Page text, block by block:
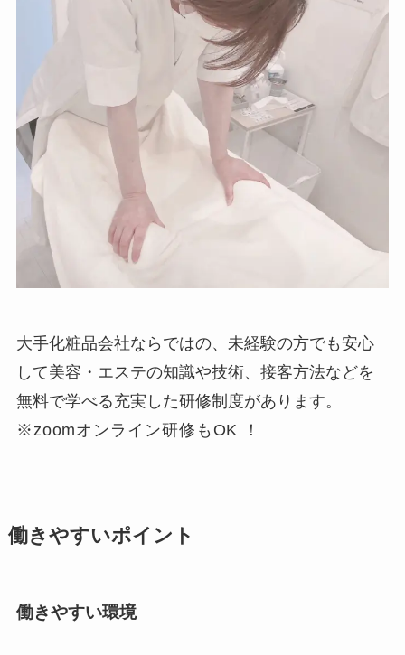
大手化粧品会社ならではの、未経験の方でも安心
して美容・エステの知識や技術、接客方法などを
無料で学べる充実した研修制度があります。
※zoomオンライン研修もOK ！
働きやすいポイント
働きやすい環境